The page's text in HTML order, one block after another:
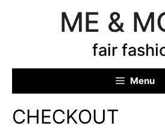
ME &
fair
Menu
CHECKOUT